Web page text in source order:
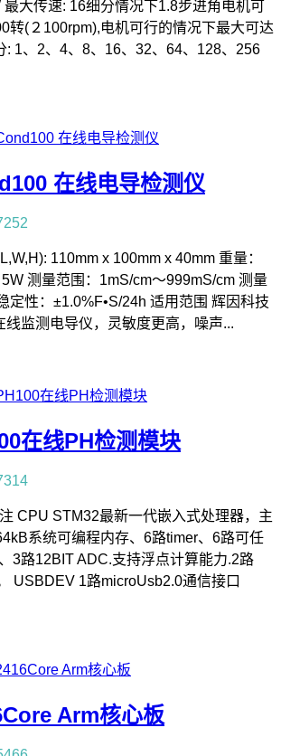
最大传速: 16细分情况下1.8步进角电机可
转(２100rpm),电机可行的情况下最大可达
: 1、2、4、8、16、32、64、128、256
在线电导检测仪
110mm x 100mm x 40mm 重量：
测量范围：1mS/cm～999mS/cm 测量
定性：±1.0%F•S/24h 适用范围 辉因科技
线监测电导仪，灵敏度更高，噪声...
在线PH检测模块
CPU STM32最新一代嵌入式处理器，主
系统可编程内存、6路timer、6路可任
3路12BIT ADC.支持浮点计算能力.2路
USBDEV 1路microUsb2.0通信接口
Arm核心板